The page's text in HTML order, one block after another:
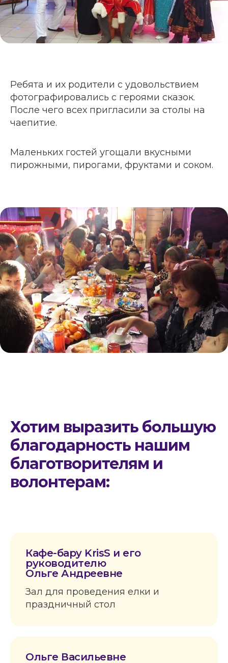
Ребята и их родители с удовольствием
фотографировались с героями сказок.
После чего всех пригласили за столы на
чаепитие.
Маленьких гостей угощали вкусными
пирожными, пирогами, фруктами и соком.
Хотим выразить большую
благодарность нашим
благотворителям и
волонтерам:
Кафе-бару KrisS и его
руководителю
Ольге Андреевне
Зал для проведения елки и
праздничный стол
Ольге Васильевне